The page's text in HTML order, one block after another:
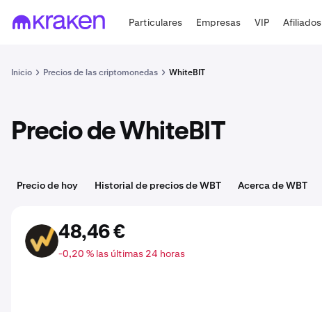
Particulares Empresas VIP Afiliados
Inicio Precios de las criptomonedas WhiteBIT
Precio de WhiteBIT
Precio de hoy Historial de precios de WBT Acerca de WBT
WBT 48,46 €
-0,20 % las últimas 24 horas